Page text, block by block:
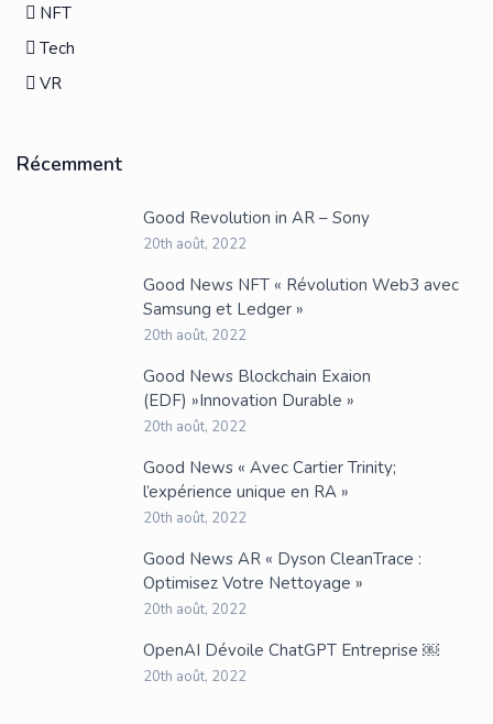
NFT
Tech
VR
Récemment
Good Revolution in AR – Sony
20th août, 2022
Good News NFT « Révolution Web3 avec
Samsung et Ledger »
20th août, 2022
Good News Blockchain Exaion
(EDF) »Innovation Durable »
20th août, 2022
Good News « Avec Cartier Trinity;
l’expérience unique en RA »
20th août, 2022
Good News AR « Dyson CleanTrace :
Optimisez Votre Nettoyage »
20th août, 2022
OpenAI Dévoile ChatGPT Entreprise ￼
20th août, 2022